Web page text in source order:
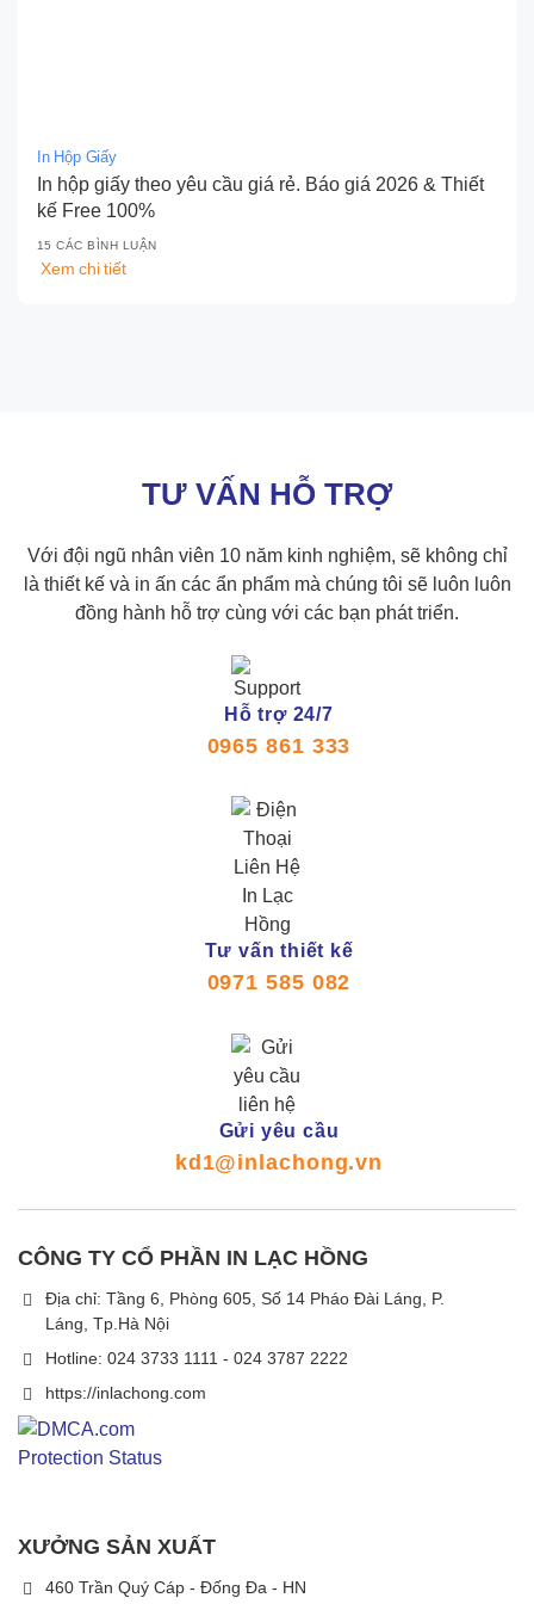
In Hộp Giấy
In hộp giấy theo yêu cầu giá rẻ. Báo giá 2026 & Thiết
kế Free 100%
15 CÁC BÌNH LUẬN
Xem chi tiết
TƯ VẤN HỖ TRỢ
Với đội ngũ nhân viên 10 năm kinh nghiệm, sẽ không chỉ
là thiết kế và in ấn các ẩn phẩm mà chúng tôi sẽ luôn luôn
đồng hành hỗ trợ cùng với các bạn phát triển.
Hỗ trợ 24/7
0965 861 333
Tư vấn thiết kế
0971 585 082
Gửi yêu cầu
kd1@inlachong.vn
CÔNG TY CỔ PHẦN IN LẠC HỒNG
Địa chỉ: Tầng 6, Phòng 605, Số 14 Pháo Đài Láng, P.
Láng, Tp.Hà Nội
Hotline: 024 3733 1111 - 024 3787 2222
https://inlachong.com
XƯỞNG SẢN XUẤT
460 Trần Quý Cáp - Đống Đa - HN